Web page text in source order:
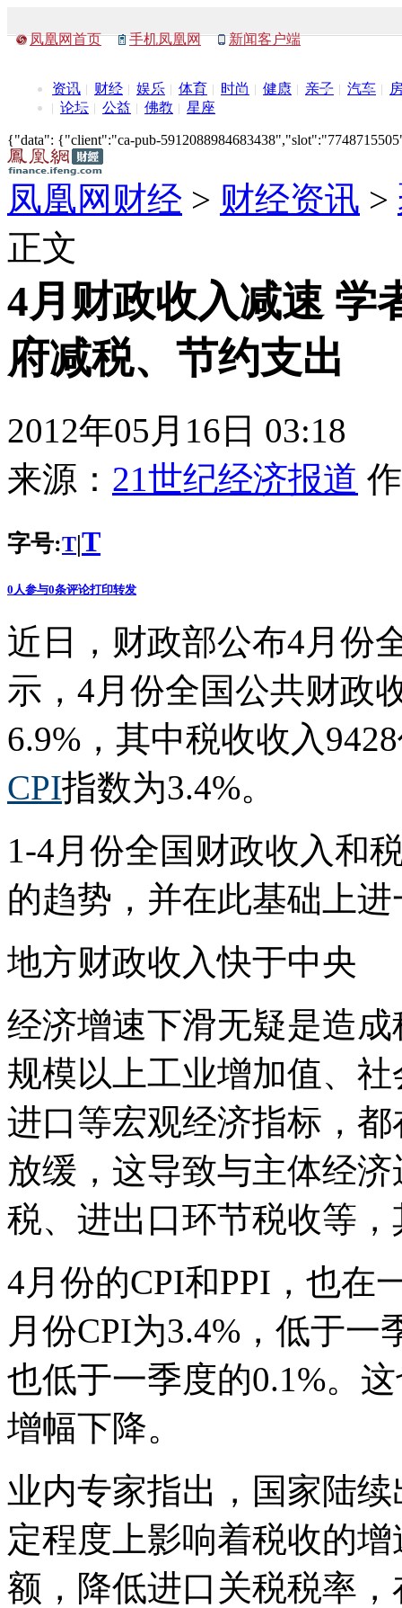
凤凰网首页 手机凤凰网 新闻客户端
资讯 财经 娱乐 体育 时尚 健康 亲子 汽车
论坛
公益 佛教 星座
{"data": {"client":"ca-pub-
凤凰网财经 > 财经资讯 >
正文
4月财政收入减速 学
府减税、节约支出
2012年05月16日 03:18
来源： 21世纪经济报道
字号:T|T
0 人参与0条评论打印转发
近日，财政部公布4月份
示，4月份全国公共财政
6.9%，其中税收收入
CPI指数为3.4%。
1-4月份全国财政收入和
的趋势，并在此基础上
地方财政收入快于中央
经济增速下滑无疑是造
规模以上工业增加值、
进口等宏观经济指标，
放缓，这导致与主体经
税、进出口环节税收等
4月份的CPI和PPI，也在
月份CPI为3.4%，低于一
也低于一季度的0.1%。
增幅下降。
业内专家指出，国家陆
定程度上影响着税收的
额，降低进口关税税率